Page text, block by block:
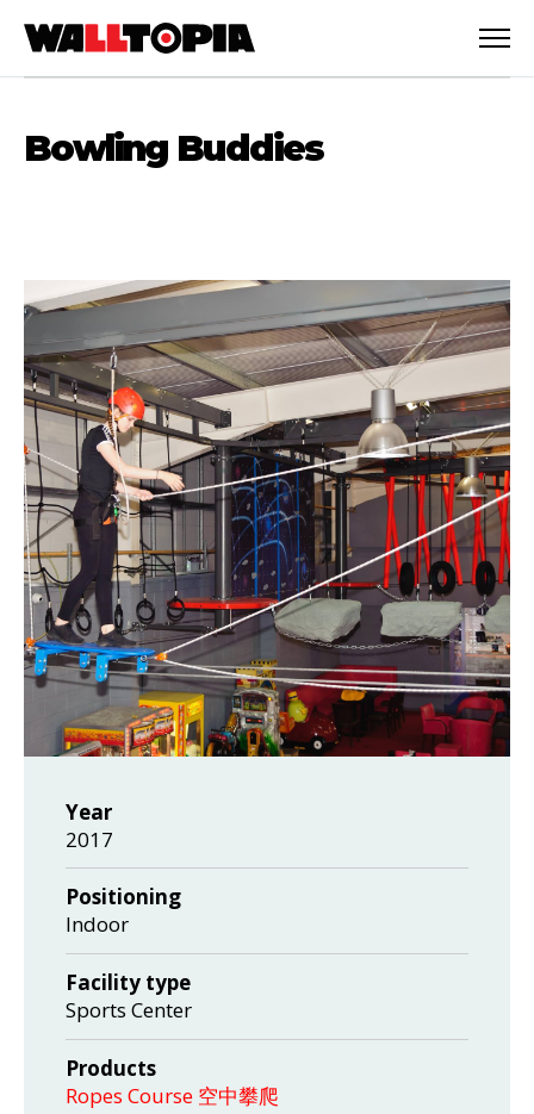
Bowling Buddies
Year
2017
Positioning
Indoor
Facility type
Sports Center
Products
Ropes Course 空中攀爬